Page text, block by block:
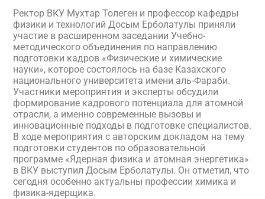
Ректор ВКУ Мухтар Толеген и профессор кафедры
физики и технологий Досым Ерболатулы приняли
участие в расширенном заседании Учебно-
методического объединения по направлению
подготовки кадров «Физические и химические
науки», которое состоялось на базе Казахского
национального университета имени аль-Фараби.
Участники мероприятия и эксперты обсудили
формирование кадрового потенциала для атомной
отрасли, а именно современные вызовы и
инновационные подходы в подготовке специалистов.
В ходе мероприятия с авторским докладом на тему
подготовки студентов по образовательной
программе «Ядерная физика и атомная энергетика»
в ВКУ выступил Досым Ерболатулы. Он отметил, что
сегодня особенно актуальны профессии химика и
физика-ядерщика.